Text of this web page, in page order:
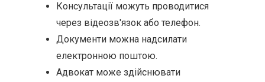
Консультації можуть проводитися
через відеозв'язок або телефон.
Документи можна надсилати
електронною поштою.
Адвокат може здійснювати